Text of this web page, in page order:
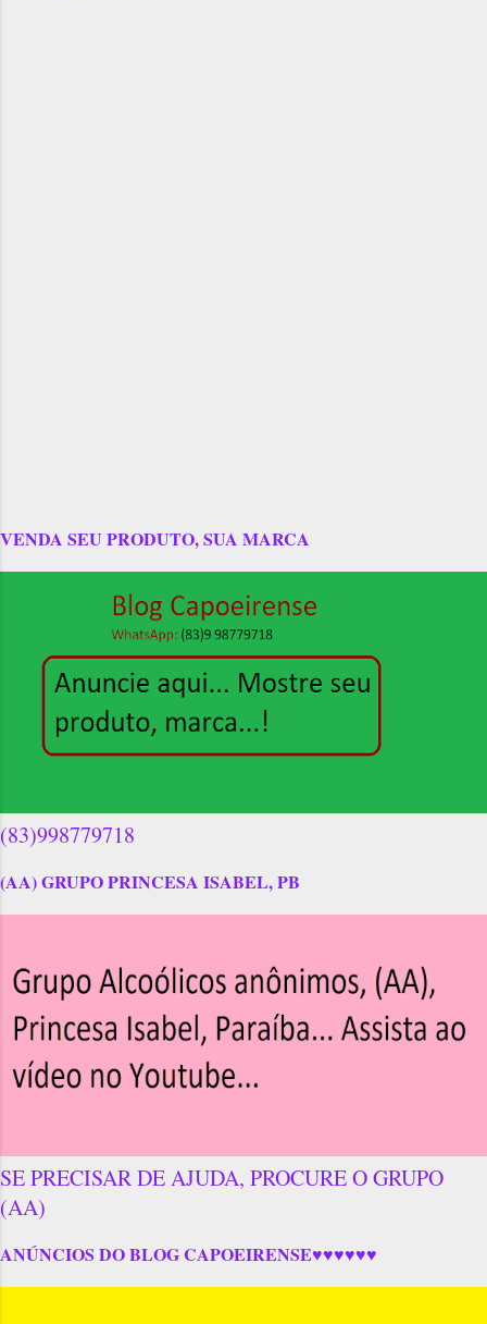
VENDA SEU PRODUTO, SUA MARCA
(83)998779718
(AA) GRUPO PRINCESA ISABEL, PB
SE PRECISAR DE AJUDA, PROCURE O GRUPO
(AA)
ANÚNCIOS DO BLOG CAPOEIRENSE♥♥♥♥♥♥